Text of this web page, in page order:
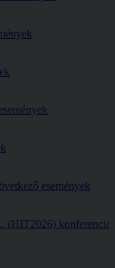
események
(HIT2026) konferencia